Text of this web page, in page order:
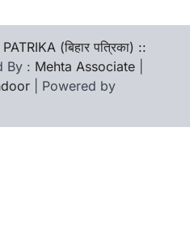
(बिहार पत्रिका) ::
By : Mehta Associate
| Powered by